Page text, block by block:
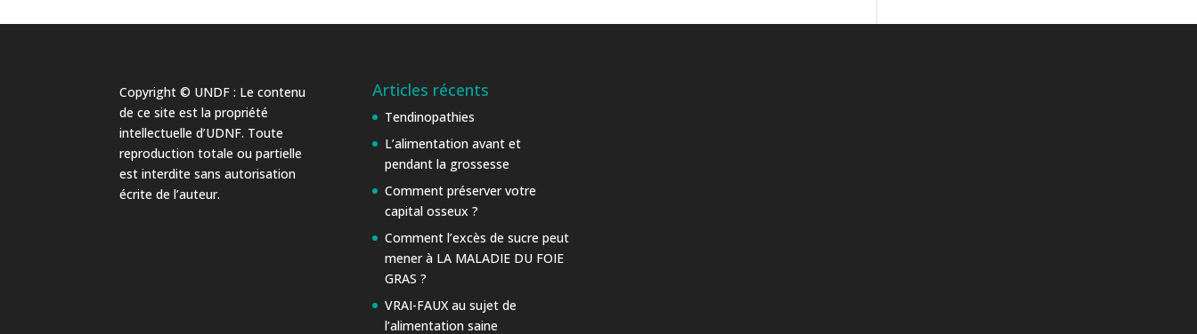
Copyright © UNDF : Le contenu
de ce site est la propriété
intellectuelle d’UDNF. Toute
reproduction totale ou partielle
est interdite sans autorisation
écrite de l’auteur.
Articles récents
Tendinopathies
L’alimentation avant et
pendant la grossesse
Comment préserver votre
capital osseux ?
Comment l’excès de sucre peut
mener à LA MALADIE DU FOIE
GRAS ?
VRAI-FAUX au sujet de
l’alimentation saine